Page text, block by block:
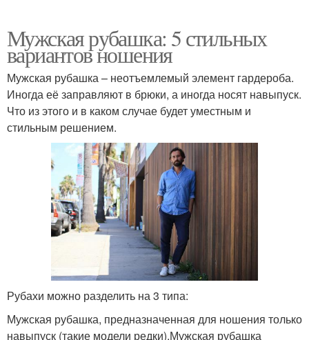
Мужская рубашка: 5 стильных
вариантов ношения
Мужская рубашка – неотъемлемый элемент гардероба.
Иногда её заправляют в брюки, а иногда носят навыпуск.
Что из этого и в каком случае будет уместным и
стильным решением.
Рубахи можно разделить на 3 типа:
Мужская рубашка, предназначенная для ношения только
навыпуск (такие модели редки).Мужская рубашка